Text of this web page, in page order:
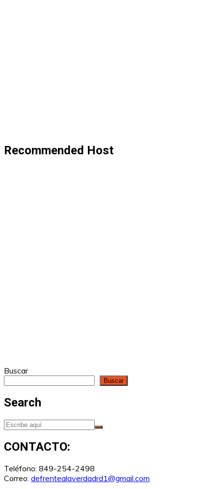
Recommended Host
Buscar
Buscar
Search
CONTACTO:
Teléfono: 849-254-2498
Correo: defrentealaverdadrd1@gmail.com